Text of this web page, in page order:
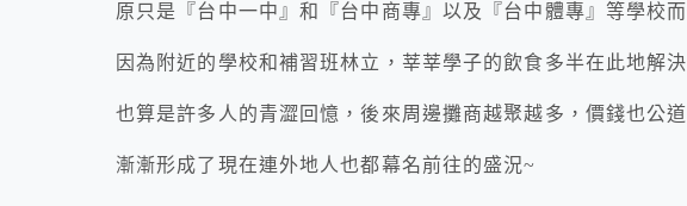
原只是『台中一中』和『台中商專』以及『台中體專』等學校
因為附近的學校和補習班林立，莘莘學子的飲食多半在此地解決
也算是許多人的青澀回憶，後來周邊攤商越聚越多，價錢也公道
漸漸形成了現在連外地人也都幕名前往的盛況~